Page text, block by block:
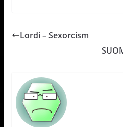
Lordi – Sexorcism